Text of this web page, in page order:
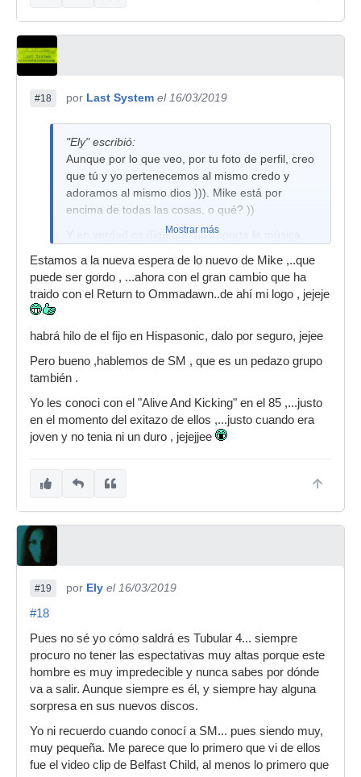
#18 por Last System el 16/03/2019
"Ely" escribió:
Aunque por lo que veo, por tu foto de perfil, creo
que tú y yo pertenecemos al mismo credo y
adoramos al mismo dios ))). Mike está por
encima de todas las cosas, o qué? ))
Y en verdad os digo que no importa la música
XD
Mostrar más
Estamos a la nueva espera de lo nuevo de Mike ,..que
puede ser gordo , ...ahora con el gran cambio que ha
traido con el Return to Ommadawn..de ahí mi logo , jejeje
habrá hilo de el fijo en Hispasonic, dalo por seguro, jejee
Pero bueno ,hablemos de SM , que es un pedazo grupo
también .
Yo les conoci con el "Alive And Kicking" en el 85 ,...justo
en el momento del exitazo de ellos ,...justo cuando era
joven y no tenia ni un duro , jejejjee
#19 por Ely el 16/03/2019
#18
Pues no sé yo cómo saldrá es Tubular 4... siempre
procuro no tener las espectativas muy altas porque este
hombre es muy impredecible y nunca sabes por dónde
va a salir. Aunque siempre es él, y siempre hay alguna
sorpresa en sus nuevos discos.
Yo ni recuerdo cuando conocí a SM... pues siendo muy,
muy pequeña. Me parece que lo primero que vi de ellos
fue el video clip de Belfast Child, al menos lo primero que